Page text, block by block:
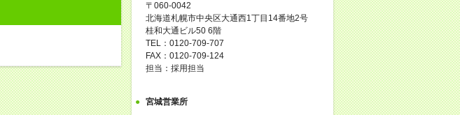
〒060-0042
北海道札幌市中央区大通西1丁目14番地2号
桂和大通ビル50 6階
TEL：0120-709-707
FAX：0120-709-124
担当：採用担当
宮城営業所